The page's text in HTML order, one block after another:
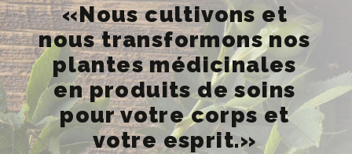
«Nous cultivons et
nous transformons nos
plantes médicinales
en produits de soins
pour votre corps et
votre esprit.»